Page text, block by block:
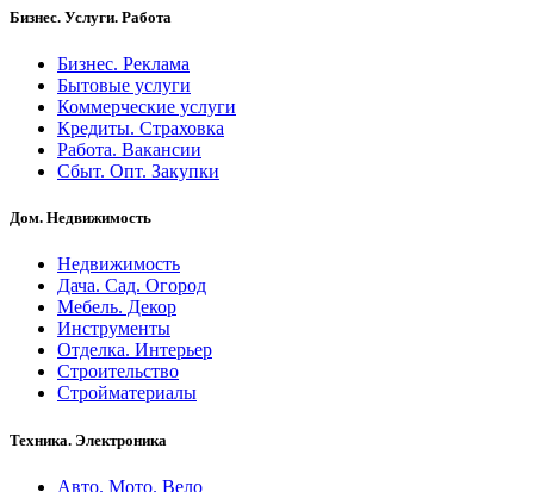
Бизнес. Услуги. Работа
Бизнес. Реклама
Бытовые услуги
Коммерческие услуги
Кредиты. Страховка
Работа. Вакансии
Сбыт. Опт. Закупки
Дом. Недвижимость
Недвижимость
Дача. Сад. Огород
Мебель. Декор
Инструменты
Отделка. Интерьер
Строительство
Стройматериалы
Техника. Электроника
Авто. Мото. Вело